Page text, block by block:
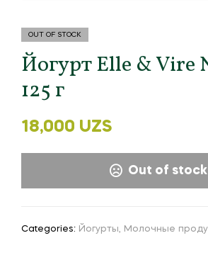
OUT OF STOCK
Йогурт Elle & Vire
125 г
18,000 UZS
Out of stock
Categories: Йогурты, Молочные